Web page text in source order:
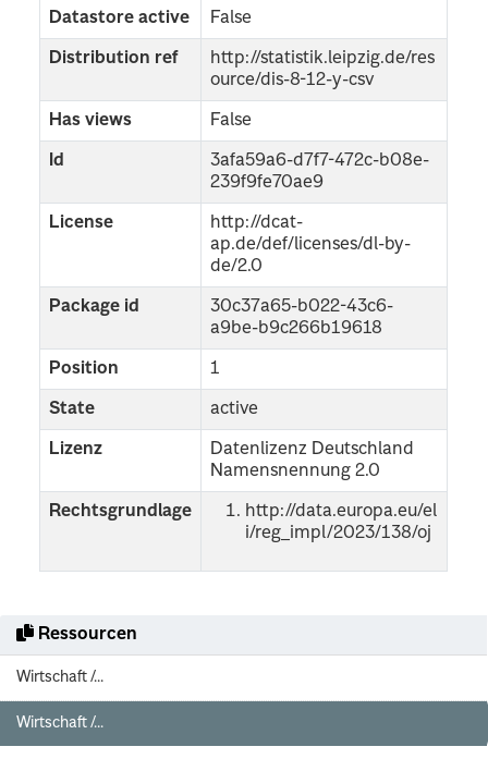
Ressourcen
Wirtschaft /...
Wirtschaft /...
Datastore active False
Distribution ref
http://statistik.leipzig.de/res
ource/dis-8-12-y-csv
Has views False
Id
3afa59a6-d7f7-472c-b08e-
239f9fe70ae9
License
http://dcat-
ap.de/def/licenses/dl-by-
de/2.0
Package id
30c37a65-b022-43c6-
a9be-b9c266b19618
Position 1
State active
Lizenz
Datenlizenz Deutschland
Namensnennung 2.0
Rechtsgrundlage
http://data.europa.eu/el
i/reg_impl/2023/138/oj